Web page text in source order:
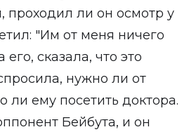
проходил ли он осмотр у
"Им от меня ничего
сказала, что это
нужно ли от
ли ему посетить доктора.
Бейбута, и он